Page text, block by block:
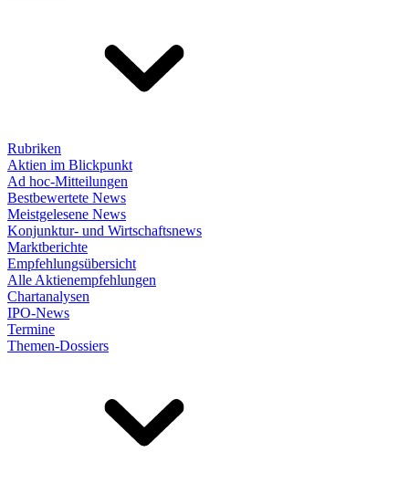
Rubriken
Aktien im Blickpunkt
Ad hoc-Mitteilungen
Bestbewertete News
Meistgelesene News
Konjunktur- und Wirtschaftsnews
Marktberichte
Empfehlungsübersicht
Alle Aktienempfehlungen
Chartanalysen
IPO-News
Termine
Themen-Dossiers